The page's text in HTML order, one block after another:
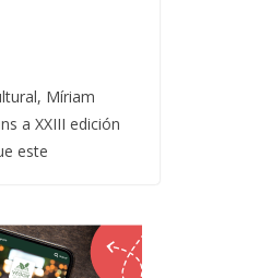
Míriam
a XXIII edición
este